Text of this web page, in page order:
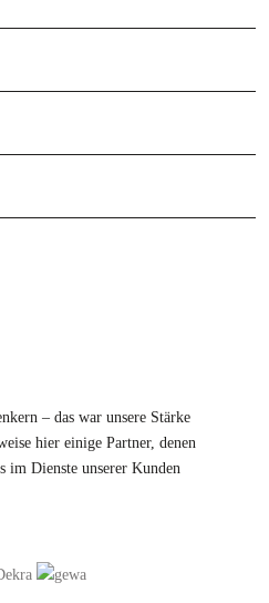
– das war unsere Stärke
hier einige Partner, denen
im Dienste unserer Kunden